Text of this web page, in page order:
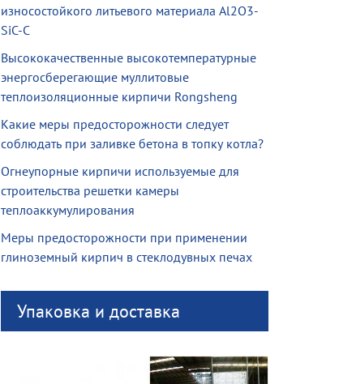
износостойкого литьевого материала Al2O3-
SiC-C
Высококачественные высокотемпературные
энергосберегающие муллитовые
теплоизоляционные кирпичи Rongsheng
Какие меры предосторожности следует
соблюдать при заливке бетона в топку котла?
Огнеупорные кирпичи используемые для
строительства решетки камеры
теплоаккумулирования
Меры предосторожности при применении
глиноземный кирпич в стеклодувных печах
Упаковка и доставка